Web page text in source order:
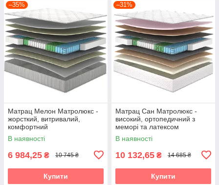
–35%
Матрац Мелон Матролюкс -
жорсткий, витривалий,
комфортний
В наявності
6 984,25 ₴ 10 745 ₴
Купити
–31%
Матрац Сан Матролюкс -
високий, ортопедичний з
меморі та латексом
В наявності
10 132,65 ₴ 14 685 ₴
Купити